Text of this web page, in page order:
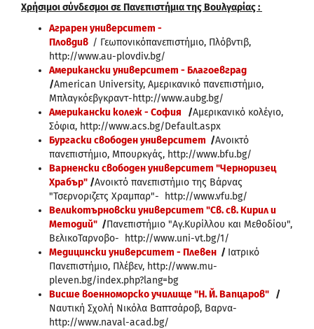
Χρήσιμοι σύνδεσμοι σε Πανεπιστήμια της Βουλγαρίας :
Аграрен университет -
Пловдив / Γεωπονικόπανεπιστήμιο, Πλόβντιβ,
http://www.au-plovdiv.bg/
Американски университет - Благоевград
/American University, Αμερικανικό πανεπιστήμιο,
Μπλαγκόεβγκραντ-http://www.aubg.bg/
Американски колеж - София /Αμερικανικό κολέγιο,
Σόφια, http://www.acs.bg/Default.aspx
Бургаски свободен университет /Ανοικτό
πανεπιστήμιο, Μπουρκγάς, http://www.bfu.bg/
Варненски свободен университет "Черноризец
Храбър" /Ανοικτό πανεπιστήμιο της Βάρνας
"Τσερνοριζετς Χραμπαρ"- http://www.vfu.bg/
Великотърновски университет "Св. св. Кирил и
Методий" /Πανεπιστήμιο "Αγ.Κυρίλλου και Μεθοδίου",
ΒελικοΤαρνοβο- http://www.uni-vt.bg/1/
Медицински университет - Плевен / Ιατρικό
Πανεπιστήμιο, Πλέβεν, http://www.mu-
pleven.bg/index.php?lang=bg
Висше военноморско училище "Н. Й. Вапцаров" /
Ναυτική Σχολή Νικόλα Βαπτσάροβ, Βαρνα-
http://www.naval-acad.bg/